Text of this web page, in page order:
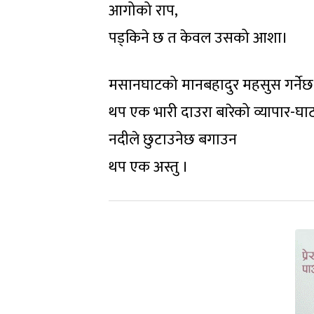
आगोको राप,
पड्किने छ त केवल उसको आशा।
मसानघाटको मानबहादुर महसुस गर्नेछ
थप एक भारी दाउरा बारेको व्यापार-
नदीले छुटाउनेछ बगाउन
थप एक अस्तु ।